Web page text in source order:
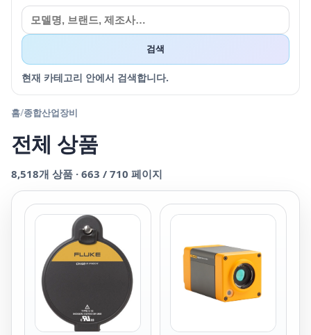
검색
현재 카테고리 안에서 검색합니다.
홈/종합산업장비
전체 상품
8,518개 상품 · 663 / 710 페이지